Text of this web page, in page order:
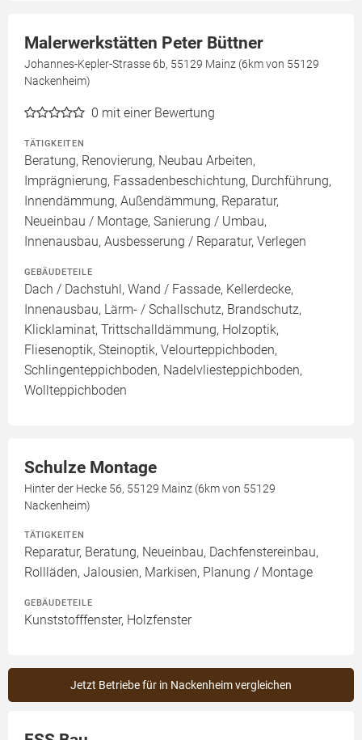
Malerwerkstätten Peter Büttner
Johannes-Kepler-Strasse 6b, 55129 Mainz (6km von 55129
Nackenheim)
0 mit einer Bewertung
TÄTIGKEITEN
Beratung, Renovierung, Neubau Arbeiten,
Imprägnierung, Fassadenbeschichtung, Durchführung,
Innendämmung, Außendämmung, Reparatur,
Neueinbau / Montage, Sanierung / Umbau,
Innenausbau, Ausbesserung / Reparatur, Verlegen
GEBÄUDETEILE
Dach / Dachstuhl, Wand / Fassade, Kellerdecke,
Innenausbau, Lärm- / Schallschutz, Brandschutz,
Klicklaminat, Trittschalldämmung, Holzoptik,
Fliesenoptik, Steinoptik, Velourteppichboden,
Schlingenteppichboden, Nadelvliesteppichboden,
Wollteppichboden
Schulze Montage
Hinter der Hecke 56, 55129 Mainz (6km von 55129
Nackenheim)
TÄTIGKEITEN
Reparatur, Beratung, Neueinbau, Dachfenstereinbau,
Rollläden, Jalousien, Markisen, Planung / Montage
GEBÄUDETEILE
Kunststofffenster, Holzfenster
Jetzt Betriebe für in Nackenheim vergleichen